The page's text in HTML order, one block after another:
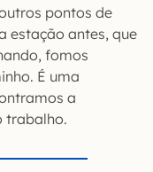
pontos de
estação antes, que
fomos
É uma
a
trabalho.